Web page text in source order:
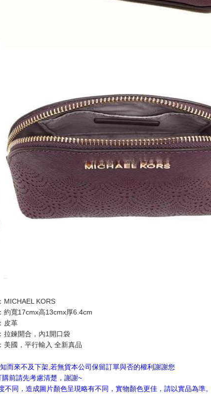
MICHAEL KORS
約寬17cmx高13cmx厚6.4cm
皮革
拉鍊開合，內1開口袋
美國，平行輸入 全新真品
而來不及下架,若無貨本公司保留訂單與否的權利謝謝您
前請先考慮清楚，謝謝~
不同，造成圖片顏色呈現略有不同，實物顏色更佳，請以實品為準。